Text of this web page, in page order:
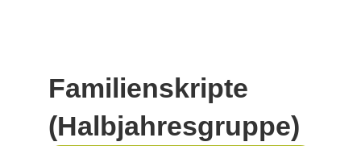
Familienskripte
(Halbjahresgruppe)